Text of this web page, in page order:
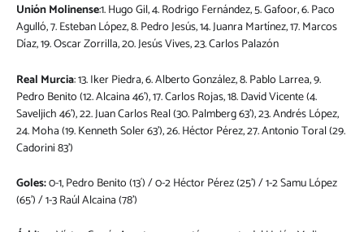
Unión Molinense:1. Hugo Gil, 4. Rodrigo Fernández, 5. Gafoor, 6. Paco
Agulló, 7. Esteban López, 8. Pedro Jesús, 14. Juanra Martínez, 17. Marcos
Díaz, 19. Oscar Zorrilla, 20. Jesús Vives, 23. Carlos Palazón
Real Murcia: 13. Iker Piedra, 6. Alberto González, 8. Pablo Larrea, 9.
Pedro Benito (12. Alcaina 46’), 17. Carlos Rojas, 18. David Vicente (4.
Saveljich 46’), 22. Juan Carlos Real (30. Palmberg 63’), 23. Andrés López,
24. Moha (19. Kenneth Soler 63’), 26. Héctor Pérez, 27. Antonio Toral (29.
Cadorini 83’)
Goles:0-1, Pedro Benito (13´) / 0-2 Héctor Pérez (25’) / 1-2 Samu López
(65’) / 1-3 Raúl Alcaina (78’)